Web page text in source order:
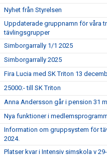
Nyhet från Styrelsen
Uppdaterade gruppnamn för våra
tävlingsgrupper
Simborgarrally 1/1 2025
Simborgarrally 2025
Fira Lucia med SK Triton 13
25000:- till SK Triton
Anna Andersson går i pension 31
Nya funktioner i
Information om gruppsystem för
2024.
Platser kvar i Intensiv simskola v